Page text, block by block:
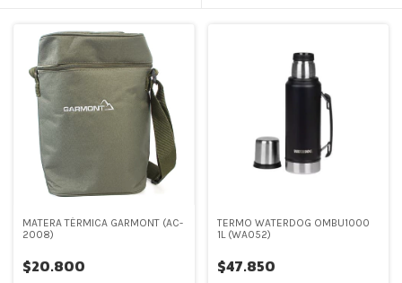
MATERA TÉRMICA GARMONT (AC-
2008)
$20.800
TERMO WATERDOG OMBU1000
1L (WA052)
$47.850